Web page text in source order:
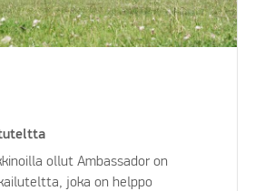
ollut Ambassador on
joka on helppo